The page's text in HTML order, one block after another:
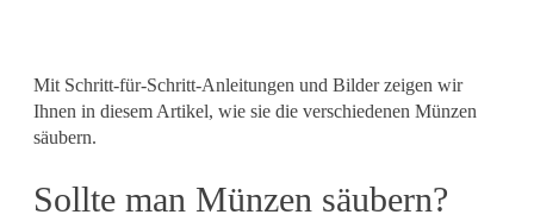
Mit Schritt-für-Schritt-Anleitungen und Bilder zeigen wir
Ihnen in diesem Artikel, wie sie die verschiedenen Münzen
säubern.
Sollte man Münzen säubern?